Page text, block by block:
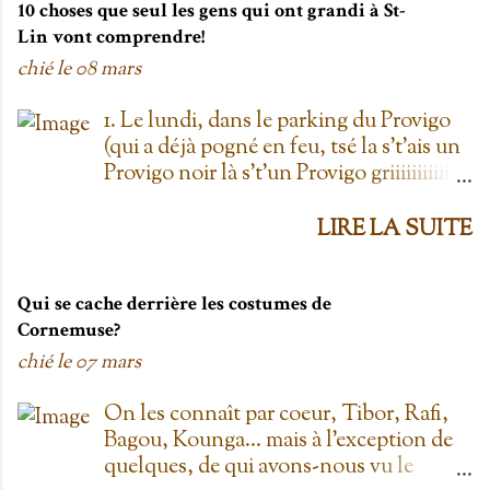
10 choses que seul les gens qui ont grandi à St-
Lin vont comprendre!
chié le08 mars
1. Le lundi, dans le parking du Provigo
(qui a déjà pogné en feu, tsé la s't'ais un
Provigo noir là s't'un Provigo griiiiiiiiiiis)
t'oublie qu'on est lundi mais là tu vois
lundi ''. Life hack du Provigo: si tu te
rends à la boulangerie, tu peux
demander un biscuit et y vont t'en
toujours au Provigo.... parce que y en
avait pas de Super C! 2. L'entrepôt en
Folie Fuck le Dollarama quand tu as
LIRE LA SUITE
Qui se cache derrière les costumes de
Cornemuse?
chié le07 mars
On les connaît par coeur, Tibor, Rafi,
Bagou, Kounga... mais à l'exception de
quelques, de qui avons-nous vu le